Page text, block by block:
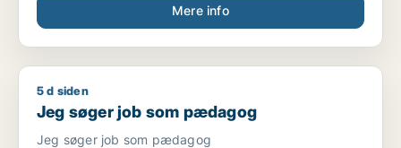
Mere info
Jeg søger job som pædagog
5 d siden
Jeg søger job som pædagog
Jeg søger job som pædagog